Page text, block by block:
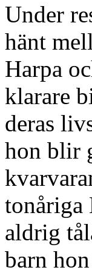
Under
hänt
Harpa
klarare
deras
hon blir
tonåriga
aldrig
barn